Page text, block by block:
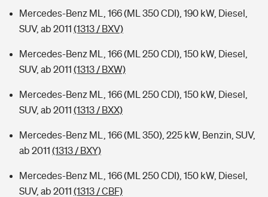
Mercedes-Benz ML, 166 (ML 350 CDI), 190 kW, Diesel,
SUV, ab 2011 (1313 / BXV)
Mercedes-Benz ML, 166 (ML 250 CDI), 150 kW, Diesel,
SUV, ab 2011 (1313 / BXW)
Mercedes-Benz ML, 166 (ML 250 CDI), 150 kW, Diesel,
SUV, ab 2011 (1313 / BXX)
Mercedes-Benz ML, 166 (ML 350), 225 kW, Benzin, SUV,
ab 2011 (1313 / BXY)
Mercedes-Benz ML, 166 (ML 250 CDI), 150 kW, Diesel,
SUV, ab 2011 (1313 / CBF)